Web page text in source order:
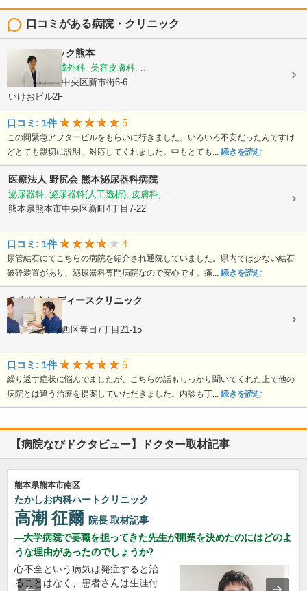
口コミがある病院・クリニック
かじクリニック熊本
美容外科, 形成外科, 美容皮膚科, ...
熊本県熊本市中央区新市街6-6
いけおビル2F
口コミ: 1件 5
この間緊急アフターピルをもらいに行きました。いろいろ不安だったんですけ
どとても親切に説明、対応してくれました。中もとても... 続きを読む
医療法人 野尻会 熊本泌尿器科病院
泌尿器科, 泌尿器科(人工透析), 皮膚科, ...
熊本県熊本市中央区新町4丁目7-22
口コミ: 1件 4
尿管結石にてこちらの病院を紹介され通院していました。県内では少ない結石
破砕装置があり、泌尿器科専門病院なので安心です。痛... 続きを読む
みやはらレディースクリニック
婦人科
熊本県熊本市西区春日7丁目21-15
口コミ: 1件 5
繰り返す症状に悩んでましたが、こちらの話もしっかり聞いてくれた上で他の
病院とは違う治療を提案していただきました。内診も丁... 続きを読む
【病院なびドクタビュー】ドクター取材記事
熊本県熊本市南区
たかしお内科ハートクリニック
高潮 征爾 院長 取材記事
大学病院で要職を担ってきた先生が開業を決めたのにはどのよ
うな理由があったのでしょうか?
心不全という病気は発症すると治
ることはなく、患者さんは生涯付